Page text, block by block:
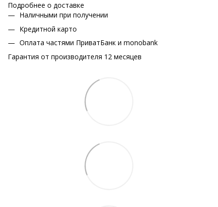
Подробнее о доставке
Наличными при получении
Кредитной карто
Оплата частями ПриватБанк и monobank
Гарантия от производителя 12 месяцев